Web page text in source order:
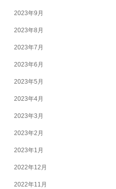
2023年9月
2023年8月
2023年7月
2023年6月
2023年5月
2023年4月
2023年3月
2023年2月
2023年1月
2022年12月
2022年11月